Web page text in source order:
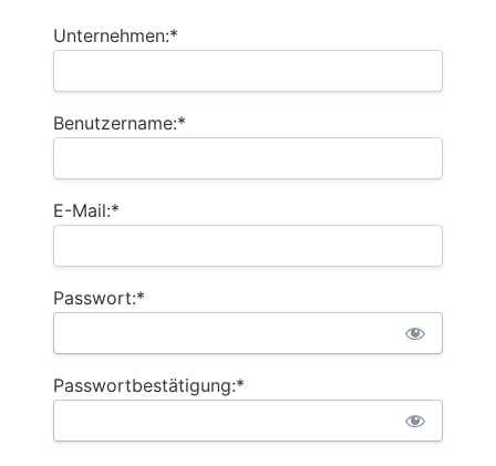
Unternehmen:*
Benutzername:*
E-Mail:*
Passwort:*
Passwortbestätigung:*